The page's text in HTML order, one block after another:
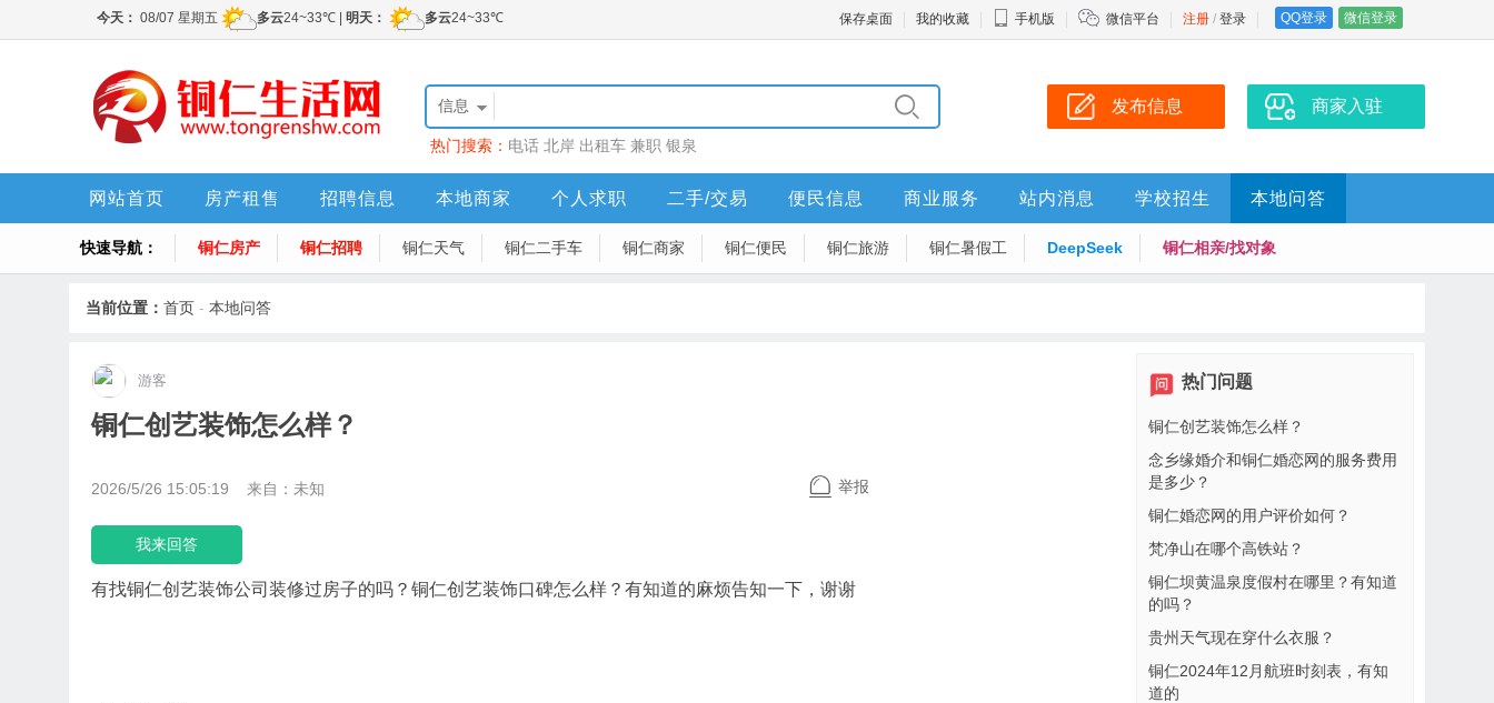
注册 / 登录 QQ登录 微信登录
保存桌面 我的收藏 手机版 微信平台
信息
热门搜索： 电话 北岸 出租车 兼职 银泉
发布信息 商家入驻
网站首页 房产租售 招聘信息 本地商家 个人求职 二手/交易 便民信息 商业服务 站内消息 学校招生 本地问答
快速导航： 铜仁房产 铜仁招聘 铜仁天气 铜仁二手车 铜仁商家 铜仁便民 铜仁旅游 铜仁暑假工 DeepSeek 铜仁相亲/找对象
当前位置： 首页 - 本地问答
游客
铜仁创艺装饰怎么样？
举报
2026/5/26 15:05:19 来自： 未知
我来回答
有找铜仁创艺装饰公司装修过房子的吗？铜仁创艺装饰口碑怎么样？有知道的麻烦告知一下，谢谢
热门问题
铜仁创艺装饰怎么样？
念乡缘婚介和铜仁婚恋网的服务费用
是多少？
铜仁婚恋网的用户评价如何？
梵净山在哪个高铁站？
铜仁坝黄温泉度假村在哪里？有知道
的吗？
贵州天气现在穿什么衣服？
铜仁2024年12月航班时刻表，有知
道的